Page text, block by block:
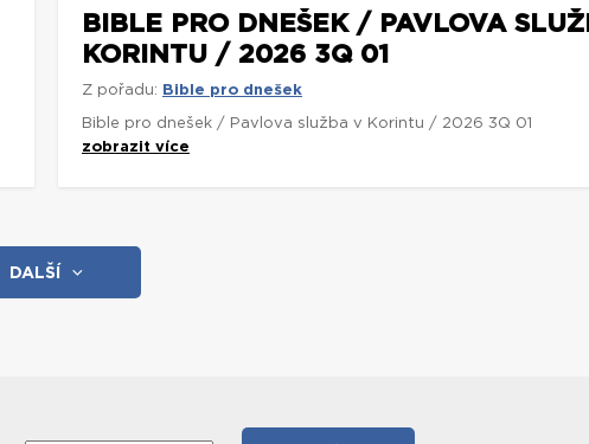
BIBLE PRO DNEŠEK / PAVLOVA
KORINTU / 2026 3Q 01
Z pořadu: Bible pro dnešek
Bible pro dnešek / Pavlova služba v Korintu / 2026 3Q 01
zobrazit více
DALŠÍ